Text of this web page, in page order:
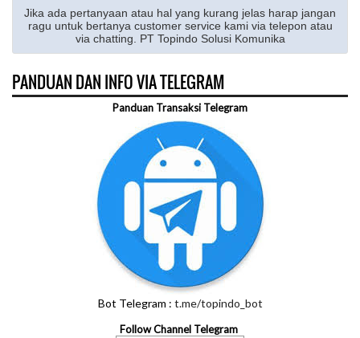
Jika ada pertanyaan atau hal yang kurang jelas harap jangan
ragu untuk bertanya customer service kami via telepon atau
via chatting. PT Topindo Solusi Komunika
PANDUAN DAN INFO VIA TELEGRAM
Panduan Transaksi Telegram
Bot Telegram : t.me/topindo_bot
Follow Channel Telegram